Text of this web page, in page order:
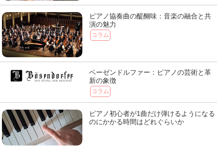
ピアノ協奏曲の醍醐味：音楽の融合と共
演の魅力
コラム
ベーゼンドルファー：ピアノの芸術と革
新の象徴
コラム
ピアノ初心者が1曲だけ弾けるようになる
のにかかる時間はどれぐらいか